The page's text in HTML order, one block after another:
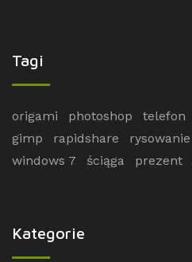
Tagi
origami photoshop telefon
gimp
rapidshare rysowanie
windows 7
ściąga prezent
Kategorie